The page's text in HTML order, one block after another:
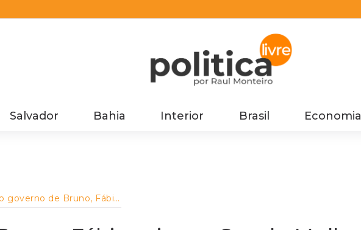
Salvador Bahia Interior Brasil Economia
governo de Bruno, Fábio
para Secult, Muller
Semob e Sandes
para Seman